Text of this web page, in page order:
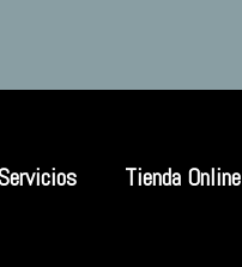
Tienda Online